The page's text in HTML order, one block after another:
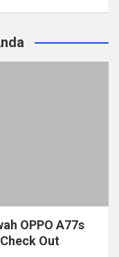
OPPO A77s
Out